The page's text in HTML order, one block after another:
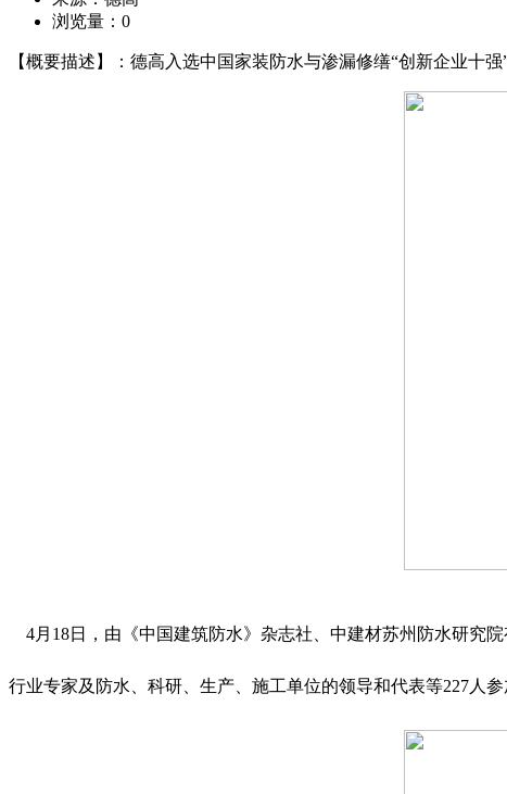
浏览量： 0
【概要描述】：德高入选中国家装防水与渗漏修缮“创新企业十强”
4月18日，由《中国建筑防水》杂志社、中建材苏州防水研究
行业专家及防水、科研、生产、施工单位的领导和代表等227人参